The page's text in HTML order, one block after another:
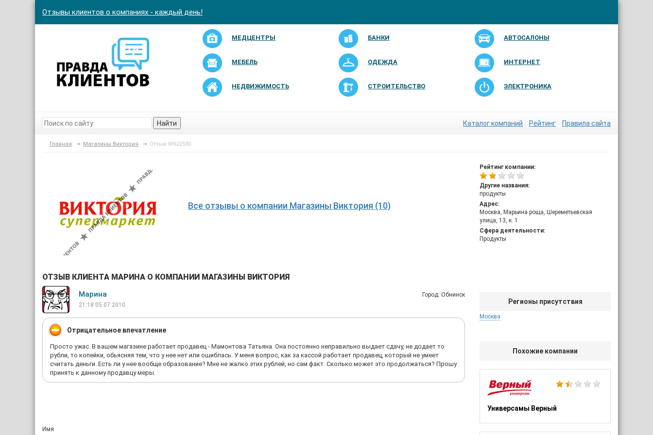
Отзывы клиентов о компаниях - каждый день!
МЕДЦЕНТРЫ БАНКИ АВТОСАЛОНЫ
МЕБЕЛЬ ОДЕЖДА ИНТЕРНЕТ
НЕДВИЖИМОСТЬ СТРОИТЕЛЬСТВО ЭЛЕКТРОНИКА
Найти Каталог компаний Рейтинг Правила сайта
Главная Магазины Виктория Отзыв №622580
Все отзывы о компании Магазины Виктория (10)
Рейтинг компании:
Другие названия:
продукты
Адрес:
Москва, Марьина роща, Шереметьевская
улица, 13, к. 1
Сфера деятельности:
Продукты
ОТЗЫВ КЛИЕНТА МАРИНА О КОМПАНИИ МАГАЗИНЫ ВИКТОРИЯ
Марина
21:18 05.07.2010
Город: Обнинск
Отрицательное впечатление
Просто ужас. В вашем магазине работает продавец - Мамонтова Татьяна. Она постоянно неправильно выдает сдачу, не додает то
рубли, то копейки, обьясняя тем, что у нее нет или ошиблась. У меня вопрос, как за кассой работает продавец, который не умеет
считать деньги. Есть ли у нее вообще образование? Мне не жалко этих рублей, но сам факт. Сколько может это продолжаться? Прошу
принять к данному продавцу меры.
Имя
Регионы присутствия
Москва
Похожие компании
Универсамы Верный